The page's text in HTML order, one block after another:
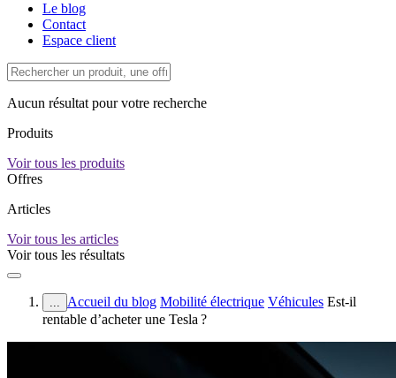
Le blog
Contact
Espace client
Aucun résultat pour votre recherche
Produits
Voir tous les produits
Offres
Articles
Voir tous les articles
Voir tous les résultats
... Accueil du blog Mobilité électrique Véhicules Est-il
rentable d’acheter une Tesla ?